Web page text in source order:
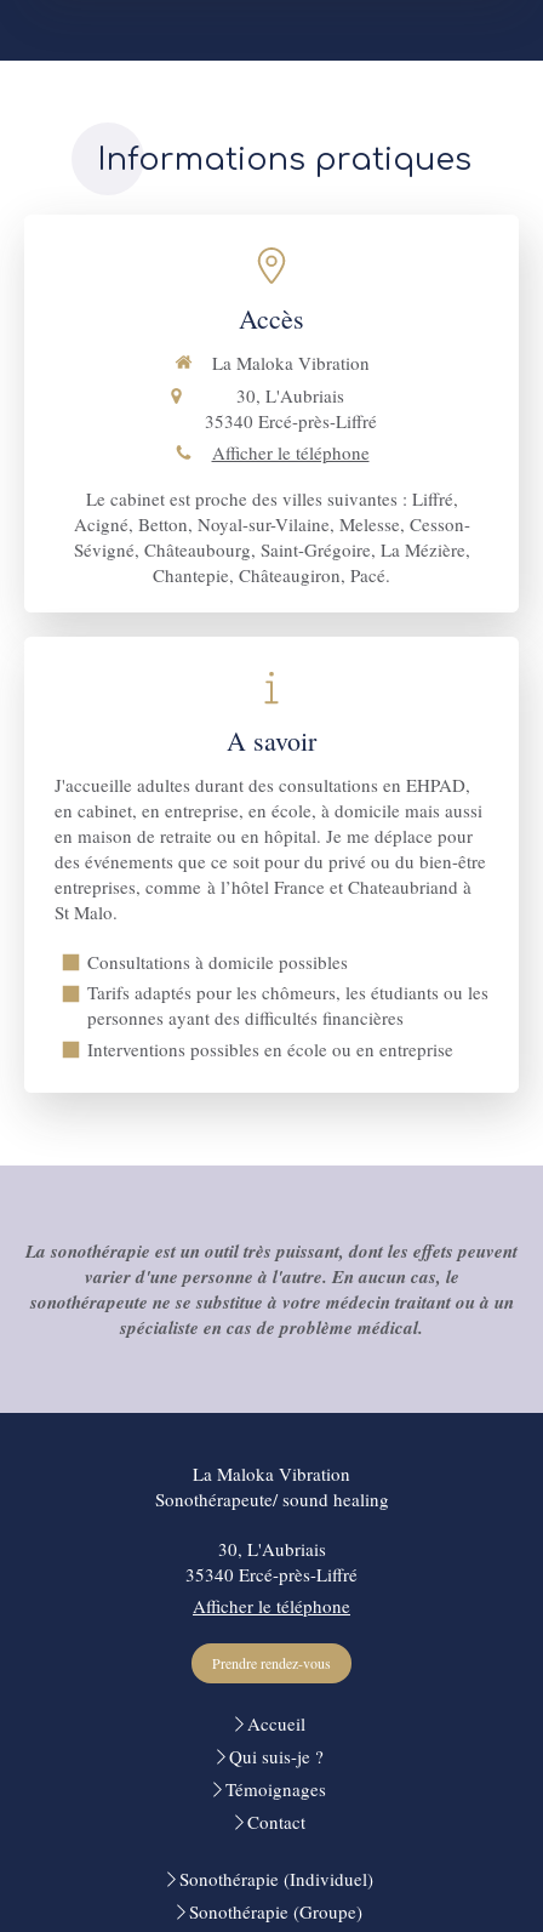
Informations pratiques
Accès
La Maloka Vibration
30, L'Aubriais
35340 Ercé-près-Liffré
Afficher le téléphone
Le cabinet est proche des villes suivantes : Liffré,
Acigné, Betton, Noyal-sur-Vilaine, Melesse, Cesson-
Sévigné, Châteaubourg, Saint-Grégoire, La Mézière,
Chantepie, Châteaugiron, Pacé.
A savoir
J'accueille adultes durant des consultations en EHPAD,
en cabinet, en entreprise, en école, à domicile mais aussi
en maison de retraite ou en hôpital. Je me déplace pour
des événements que ce soit pour du privé ou du bien-être
entreprises, comme à l’hôtel France et Chateaubriand à
St Malo.
Consultations à domicile possibles
Tarifs adaptés pour les chômeurs, les étudiants ou les
personnes ayant des difficultés financières
Interventions possibles en école ou en entreprise
La sonothérapie est un outil très puissant, dont les effets peuvent
varier d'une personne à l'autre. En aucun cas, le
sonothérapeute ne se substitue à votre médecin traitant ou à un
spécialiste en cas de problème médical.
La Maloka Vibration
Sonothérapeute/ sound healing
30, L'Aubriais
35340 Ercé-près-Liffré
Afficher le téléphone
Prendre rendez-vous
Accueil
Qui suis-je ?
Témoignages
Contact
Sonothérapie (Individuel)
Sonothérapie (Groupe)